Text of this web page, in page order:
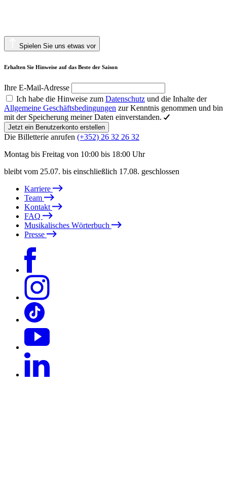
Spielen Sie uns etwas vor
Erhalten Sie Hinweise auf das Beste der Saison
Ihre E-Mail-Adresse
Ich habe die Hinweise zum Datenschutz und die Inhalte der
Allgemeine Geschäftsbedingungen zur Kenntnis genommen und bin
mit der Speicherung meiner Daten einverstanden.
Jetzt ein Benutzerkonto erstellen
Die Billetterie anrufen (+352) 26 32 26 32
Montag bis Freitag von 10:00 bis 18:00 Uhr
bleibt vom 25.07. bis einschließlich 17.08. geschlossen
Karriere
Team
Kontakt
FAQ
Musikalisches Wörterbuch
Presse